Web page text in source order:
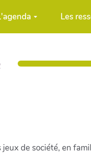
Les
de société, en